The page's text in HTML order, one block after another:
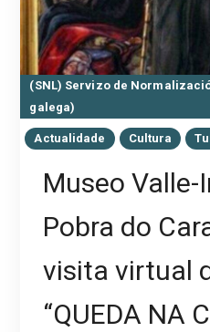
(SNL) Servizo de
galega)
Actualidade Cultura
Museo Valle-
Pobra do
visita virtual
“QUEDA NA